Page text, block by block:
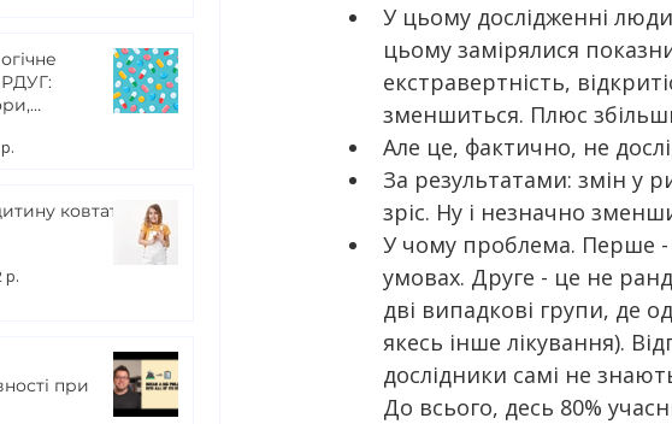
РДУГ:
ковтати
р.
при
У цьому дослідженні
цьому замірялися
екстравертність,
зменшиться. Плюс
Але це, фактично, не
За результатами: змін у
зріс. Ну і незначно
У чому проблема. Перше -
умовах. Друге - це не
дві випадкові групи, де
якесь інше лікування).
дослідники самі не
До всього, десь 80%